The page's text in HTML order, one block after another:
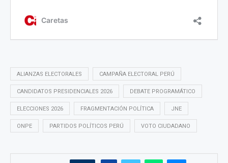
ALIANZAS ELECTORALES CAMPAÑA ELECTORAL PERÚ
CANDIDATOS PRESIDENCIALES 2026 DEBATE PROGRAMÁTICO
ELECCIONES 2026 FRAGMENTACIÓN POLÍTICA JNE
ONPE PARTIDOS POLÍTICOS PERÚ VOTO CIUDADANO